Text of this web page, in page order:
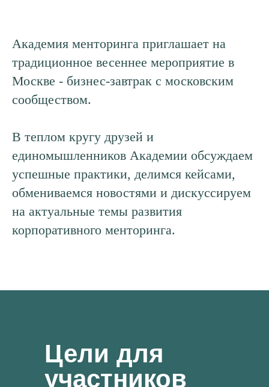
Академия менторинга приглашает на
традиционное весеннее мероприятие в
Москве - бизнес-завтрак с московским
сообществом.
В теплом кругу друзей и
единомышленников Академии обсуждаем
успешные практики, делимся кейсами,
обмениваемся новостями и дискуссируем
на актуальные темы развития
корпоративного менторинга.
Цели для
участников